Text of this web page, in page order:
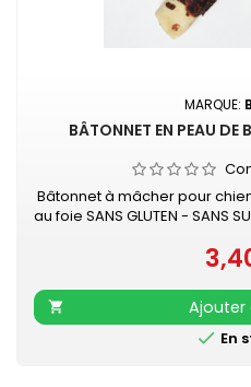
MARQUE:
BÂTONNET EN PEAU DE
Bâtonnet à mâcher pour
au foie SANS GLUTEN - SANS
Prix

Ajouter
 En